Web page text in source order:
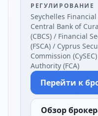
РЕГУЛИРОВАНИЕ
Seychelles
Central Bank of
(CBCS) / Financial
(FSCA) / Cyprus
Commission
Authority (FCA)
Перейти к
Обзор